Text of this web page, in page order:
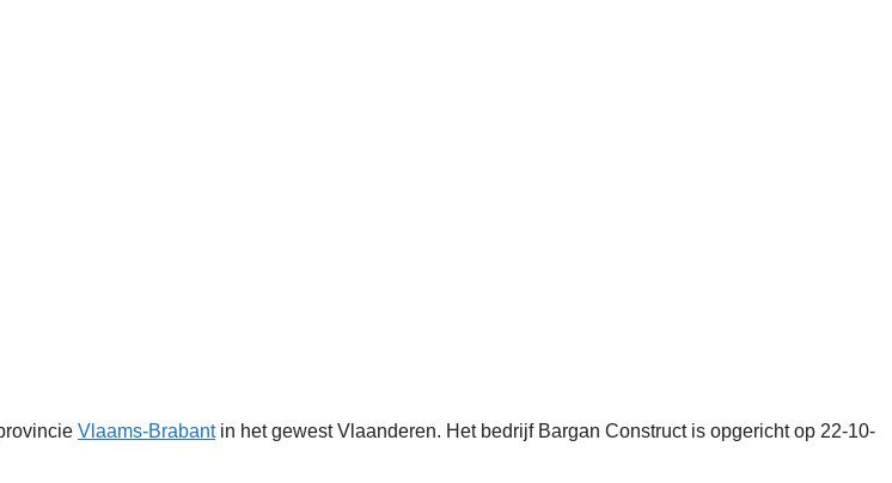
Vlaams-Brabantin het gewest Vlaanderen. Het bedrijf Bargan Construct is opgericht op 22-10-